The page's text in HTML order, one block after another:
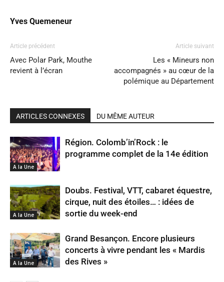
Yves Quemeneur
Article précédent
Avec Polar Park, Mouthe
revient à l’écran
Article suivant
Les « Mineurs non
accompagnés » au cœur de la
polémique au Département
ARTICLES CONNEXES DU MÊME AUTEUR
A la Une
Région. Colomb’in’Rock : le
programme complet de la 14e édition
A la Une
Doubs. Festival, VTT, cabaret équestre,
cirque, nuit des étoiles… : idées de
sortie du week-end
A la Une
Grand Besançon. Encore plusieurs
concerts à vivre pendant les « Mardis
des Rives »